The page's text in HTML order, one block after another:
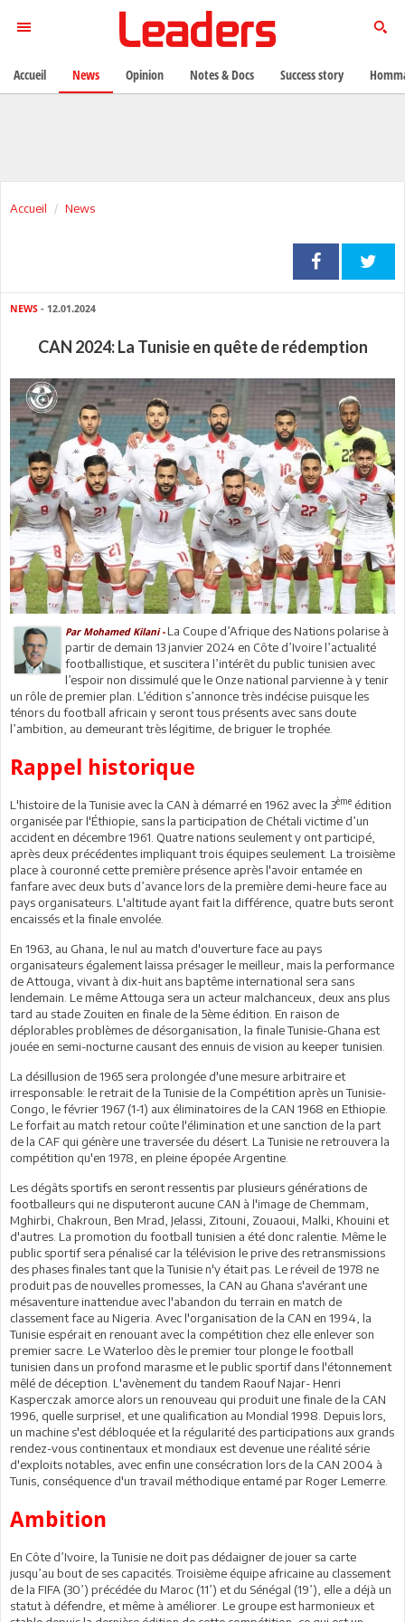
Accueil News
NEWS - 12.01.2024
CAN 2024: La Tunisie en quête de rédemption
Par Mohamed Kilani -La Coupe d’Afrique des Nations polarise à
partir de demain 13 janvier 2024 en Côte d’Ivoire l’actualité
footballistique, et suscitera l’intérêt du public tunisien avec
l’espoir non dissimulé que le Onze national parvienne à y tenir
un rôle de premier plan. L’édition s’annonce très indécise puisque les
ténors du football africain y seront tous présents avec sans doute
l’ambition, au demeurant très légitime, de briguer le trophée.
Rappel historique
L'histoire de la Tunisie avec la CAN à démarré en 1962 avec la 3ème édition
organisée par l'Éthiopie, sans la participation de Chétali victime d’un
accident en décembre 1961. Quatre nations seulement y ont participé,
après deux précédentes impliquant trois équipes seulement. La troisième
place à couronné cette première présence après l'avoir entamée en
fanfare avec deux buts d’avance lors de la première demi-heure face au
pays organisateurs. L'altitude ayant fait la différence, quatre buts seront
encaissés et la finale envolée.
En 1963, au Ghana, le nul au match d'ouverture face au pays
organisateurs également laissa présager le meilleur, mais la performance
de Attouga, vivant à dix-huit ans baptême international sera sans
lendemain. Le même Attouga sera un acteur malchanceux, deux ans plus
tard au stade Zouiten en finale de la 5ème édition. En raison de
déplorables problèmes de désorganisation, la finale Tunisie-Ghana est
jouée en semi-nocturne causant des ennuis de vision au keeper tunisien.
La désillusion de 1965 sera prolongée d'une mesure arbitraire et
irresponsable: le retrait de la Tunisie de la Compétition après un Tunisie-
Congo, le février 1967 (1-1) aux éliminatoires de la CAN 1968 en Ethiopie.
Le forfait au match retour coûte l'élimination et une sanction de la part
de la CAF qui génère une traversée du désert. La Tunisie ne retrouvera la
compétition qu'en 1978, en pleine épopée Argentine.
Les dégâts sportifs en seront ressentis par plusieurs générations de
footballeurs qui ne disputeront aucune CAN à l'image de Chemmam,
Mghirbi, Chakroun, Ben Mrad, Jelassi, Zitouni, Zouaoui, Malki, Khouini et
d'autres. La promotion du football tunisien a été donc ralentie. Même le
public sportif sera pénalisé car la télévision le prive des retransmissions
des phases finales tant que la Tunisie n'y était pas. Le réveil de 1978 ne
produit pas de nouvelles promesses, la CAN au Ghana s'avérant une
mésaventure inattendue avec l'abandon du terrain en match de
classement face au Nigeria. Avec l'organisation de la CAN en 1994, la
Tunisie espérait en renouant avec la compétition chez elle enlever son
premier sacre. Le Waterloo dès le premier tour plonge le football
tunisien dans un profond marasme et le public sportif dans l'étonnement
mêlé de déception. L'avènement du tandem Raouf Najar- Henri
Kasperczak amorce alors un renouveau qui produit une finale de la CAN
1996, quelle surprise!, et une qualification au Mondial 1998. Depuis lors,
un machine s'est débloquée et la régularité des participations aux grands
rendez-vous continentaux et mondiaux est devenue une réalité série
d'exploits notables, avec enfin une consécration lors de la CAN 2004 à
Tunis, conséquence d'un travail méthodique entamé par Roger Lemerre.
Ambition
En Côte d’Ivoire, la Tunisie ne doit pas dédaigner de jouer sa carte
jusqu’au bout de ses capacités. Troisième équipe africaine au classement
de la FIFA (30’) précédée du Maroc (11’) et du Sénégal (19’), elle a déjà un
statut à défendre, et même à améliorer. Le groupe est harmonieux et
Accueil News Opinion Notes & Docs Success story